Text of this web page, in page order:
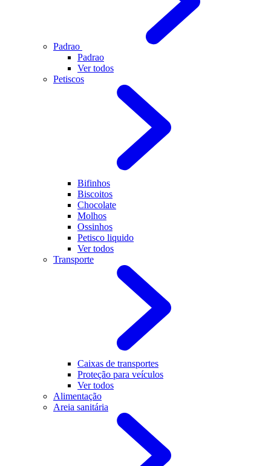
Padrao
Padrao
Ver todos
Petiscos
Bifinhos
Biscoitos
Chocolate
Molhos
Ossinhos
Petisco liquido
Ver todos
Transporte
Caixas de transportes
Proteção para veículos
Ver todos
Alimentação
Areia sanitária